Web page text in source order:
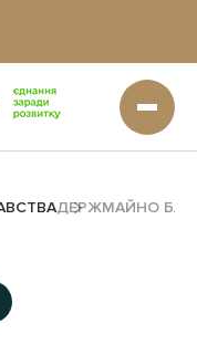
ДЕРЖМАЙНО